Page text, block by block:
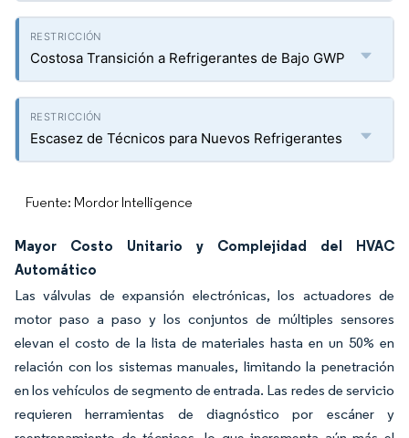
Costosa Transición a Refrigerantes de Bajo GWP
Escasez de Técnicos para Nuevos Refrigerantes
Fuente: Mordor Intelligence
Mayor Costo Unitario y Complejidad del HVAC
Automático
Las válvulas de expansión electrónicas, los actuadores de
motor paso a paso y los conjuntos de múltiples sensores
elevan el costo de la lista de materiales hasta en un 50% en
relación con los sistemas manuales, limitando la penetración
en los vehículos de segmento de entrada. Las redes de servicio
requieren herramientas de diagnóstico por escáner y